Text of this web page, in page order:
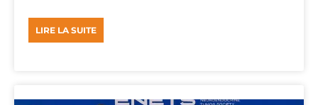
LIRE LA SUITE